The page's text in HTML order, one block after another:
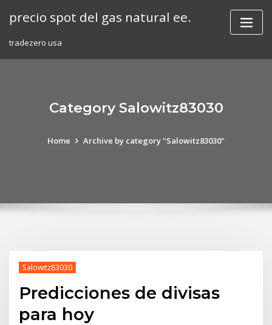
precio spot del gas natural ee.
tradezero usa
Category Salowitz83030
Home Archive by category "Salowitz83030"
Salowitz83030
Predicciones de divisas
para hoy